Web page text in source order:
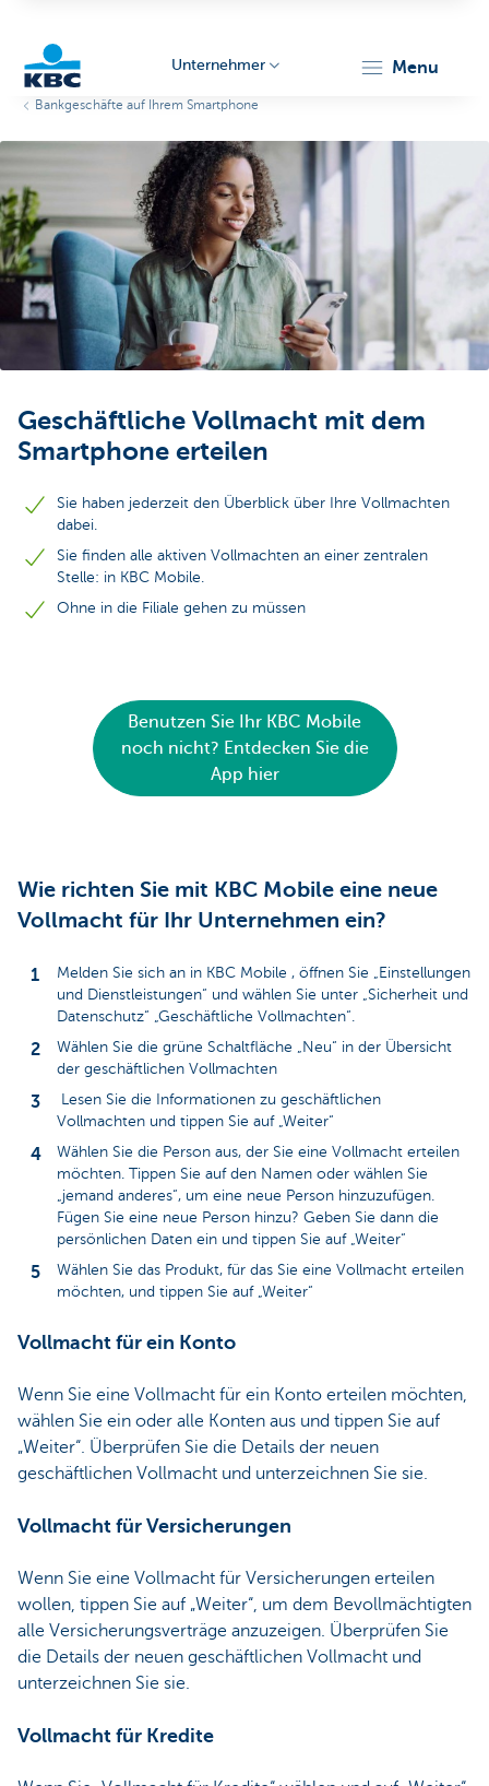
Unternehmer
Unternehmer menu
Bankgeschäfte auf Ihrem Smartphone
Geschäftliche Vollmacht mit dem
Smartphone erteilen
Sie haben jederzeit den Überblick über Ihre Vollmachten
dabei.
Sie finden alle aktiven Vollmachten an einer zentralen
Stelle: in KBC Mobile.
Ohne in die Filiale gehen zu müssen
Benutzen Sie Ihr KBC Mobile
noch nicht? Entdecken Sie die
App hier
Wie richten Sie mit KBC Mobile eine neue
Vollmacht für Ihr Unternehmen ein?
Melden Sie sich an in KBC Mobile , öffnen Sie „Einstellungen
und Dienstleistungen“ und wählen Sie unter „Sicherheit und
Datenschutz“ „Geschäftliche Vollmachten“.
Wählen Sie die grüne Schaltfläche „Neu“ in der Übersicht
der geschäftlichen Vollmachten
Lesen Sie die Informationen zu geschäftlichen
Vollmachten und tippen Sie auf „Weiter“
Wählen Sie die Person aus, der Sie eine Vollmacht erteilen
möchten. Tippen Sie auf den Namen oder wählen Sie
„jemand anderes“, um eine neue Person hinzuzufügen.
Fügen Sie eine neue Person hinzu? Geben Sie dann die
persönlichen Daten ein und tippen Sie auf „Weiter“
Wählen Sie das Produkt, für das Sie eine Vollmacht erteilen
möchten, und tippen Sie auf „Weiter“
Vollmacht für ein Konto
Wenn Sie eine Vollmacht für ein Konto erteilen möchten,
wählen Sie ein oder alle Konten aus und tippen Sie auf
„Weiter“. Überprüfen Sie die Details der neuen
geschäftlichen Vollmacht und unterzeichnen Sie sie.
Vollmacht für Versicherungen
Wenn Sie eine Vollmacht für Versicherungen erteilen
wollen, tippen Sie auf „Weiter“, um dem Bevollmächtigten
alle Versicherungsverträge anzuzeigen. Überprüfen Sie
die Details der neuen geschäftlichen Vollmacht und
unterzeichnen Sie sie.
Vollmacht für Kredite